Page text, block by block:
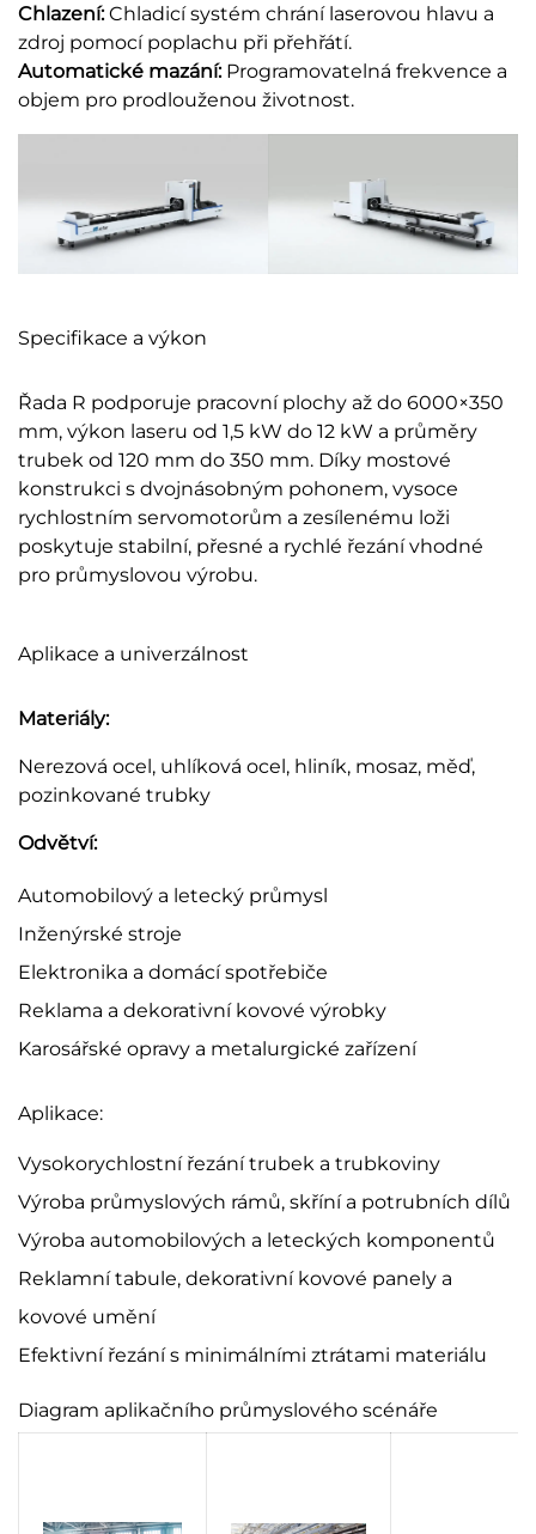
Chlazení:Chladicí systém chrání laserovou hlavu a
zdroj pomocí poplachu při přehřátí.
Automatické mazání: Programovatelná frekvence a
objem pro prodlouženou životnost.
Specifikace a výkon
Řada R podporuje pracovní plochy až do 6000×350
mm, výkon laseru od 1,5 kW do 12 kW a průměry
trubek od 120 mm do 350 mm. Díky mostové
konstrukci s dvojnásobným pohonem, vysoce
rychlostním servomotorům a zesílenému loži
poskytuje stabilní, přesné a rychlé řezání vhodné
pro průmyslovou výrobu.
Aplikace a univerzálnost
Materiály:
Nerezová ocel, uhlíková ocel, hliník, mosaz, měď,
pozinkované trubky
Odvětví:
Automobilový a letecký průmysl
Inženýrské stroje
Elektronika a domácí spotřebiče
Reklama a dekorativní kovové výrobky
Karosářské opravy a metalurgické zařízení
Aplikace:
Vysokorychlostní řezání trubek a trubkoviny
Výroba průmyslových rámů, skříní a potrubních dílů
Výroba automobilových a leteckých komponentů
Reklamní tabule, dekorativní kovové panely a
kovové umění
Efektivní řezání s minimálními ztrátami materiálu
Diagram aplikačního průmyslového scénáře